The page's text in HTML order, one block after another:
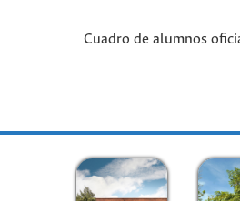
Cuadro de alumnos